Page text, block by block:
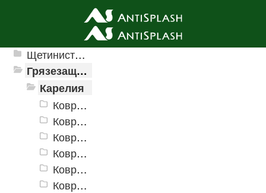
Ячеистые грязезащитные покрытия
Щетинистые покрытия
Грязезащитные, влаговпитывающие покрытия
Карелия
Коврики «Карелия» 400х600 мм
Коврики «Карелия» 500х800 мм
Коврики «Карелия» 600х900 мм
Коврики «Карелия» 800х1200 мм
Коврики «Карелия» 900х1500 мм
Коврики «Карелия» 1000х2000 мм